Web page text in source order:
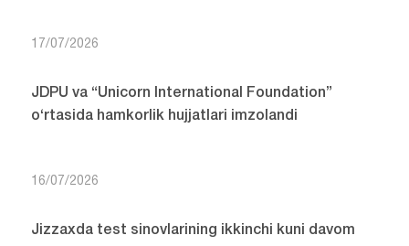
17/07/2026
JDPU va “Unicorn International Foundation”
o‘rtasida hamkorlik hujjatlari imzolandi
16/07/2026
Jizzaxda test sinovlarining ikkinchi kuni davom